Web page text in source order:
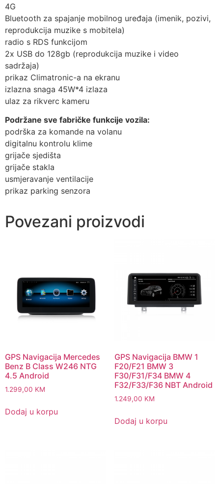
4G
Bluetooth za spajanje mobilnog uređaja (imenik, pozivi,
reprodukcija muzike s mobitela)
radio s RDS funkcijom
2x USB do 128gb (reprodukcija muzike i video
sadržaja)
prikaz Climatronic-a na ekranu
izlazna snaga 45W*4 izlaza
ulaz za rikverc kameru
Podržane sve fabričke funkcije vozila:
podrška za komande na volanu
digitalnu kontrolu klime
grijače sjedišta
grijače stakla
usmjeravanje ventilacije
prikaz parking senzora
Povezani proizvodi
GPS Navigacija Mercedes
Benz B Class W246 NTG
4.5 Android
1.299,00 KM
Dodaj u korpu
GPS Navigacija BMW 1
F20/F21 BMW 3
F30/F31/F34 BMW 4
F32/F33/F36 NBT Android
1.249,00 KM
Dodaj u korpu